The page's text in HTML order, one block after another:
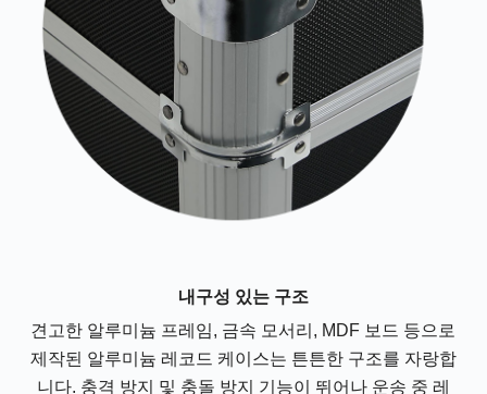
내구성 있는 구조
견고한 알루미늄 프레임, 금속 모서리, MDF 보드 등으로
제작된 알루미늄 레코드 케이스는 튼튼한 구조를 자랑합
니다. 충격 방지 및 충돌 방지 기능이 뛰어나 운송 중 레